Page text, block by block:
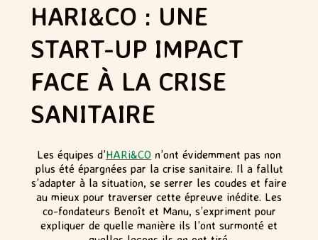
HARI&CO : UNE
START-UP IMPACT
FACE À LA CRISE
SANITAIRE
Les équipes d’HARi&CO n’ont évidemment pas non
plus été épargnées par la crise sanitaire. Il a fallut
s’adapter à la situation, se serrer les coudes et faire
au mieux pour traverser cette épreuve inédite. Les
co-fondateurs Benoît et Manu, s’expriment pour
expliquer de quelle manière ils l’ont surmonté et